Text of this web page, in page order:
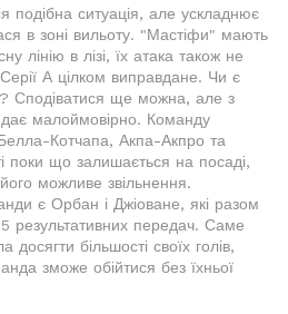
подібна ситуація, але ускладнює
в зоні вильоту. "Мастіфи" мають
лінію в лізі, їх атака також не
А цілком виправдане. Чи є
Сподіватися ще можна, але з
малоймовірно. Команду
Котчапа, Акпа-Акпро та
поки що залишається на посаді,
можливе звільнення.
є Орбан і Джіоване, які разом
результативних передач. Саме
більшості своїх голів,
зможе обійтися без їхньої